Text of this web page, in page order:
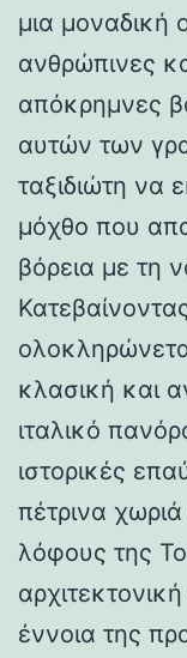
μια μοναδική
ανθρώπινες
απόκρημνες
αυτών των
ταξιδιώτη να
μόχθο που
βόρεια με τη
κλασική και
ιταλικό
ιστορικές
πέτρινα
λόφους της
έννοια της